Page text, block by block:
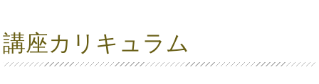
講座カリキュラム